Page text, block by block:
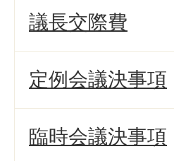
議長交際費
定例会議決事項
臨時会議決事項